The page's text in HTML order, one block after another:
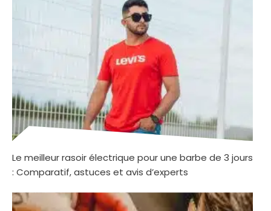
Le meilleur rasoir électrique pour une barbe de 3 jours
: Comparatif, astuces et avis d’experts